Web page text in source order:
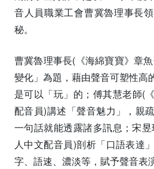
音人員職業工會曹冀魯理事長
秘。
曹冀魯理事長(《海綿寶寶》章
變化」為題，藉由聲音可塑性高
是可以「玩」的；傅其慧老師(
配音員)講述「聲音魅力」，親
一句話就能透露諸多訊息；宋
人中文配音員)剖析「口語表達
字、語速、濃淡等，賦予聲音表